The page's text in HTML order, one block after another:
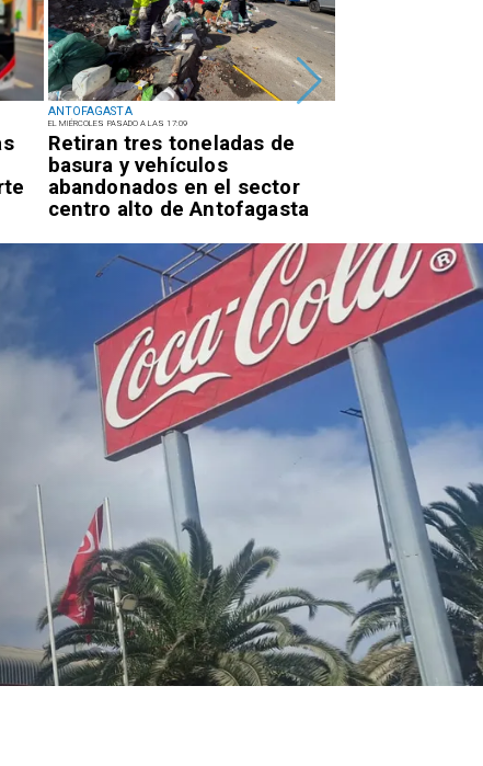
ANTOFAGASTA
EL MIÉRCOLES PASADO A LAS 17:09
Retiran tres toneladas de
basura y vehículos
abandonados en el sector
centro alto de Antofagasta